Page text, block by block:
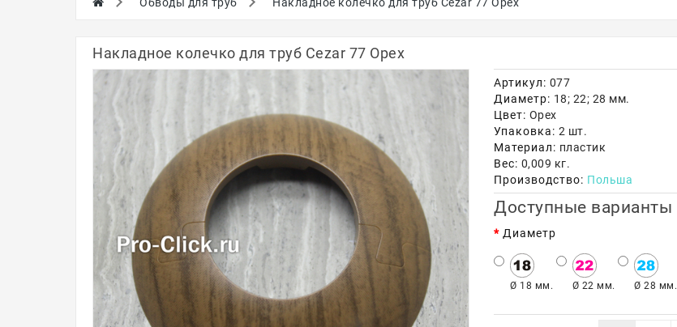
Накладное колечко для труб Cezar 77 Орех
Артикул: 077
Диаметр: 18; 22; 28 мм.
Цвет: Орех
Упаковка: 2 шт.
Материал: пластик
Вес: 0,009 кг.
Производство: Польша
Доступные варианты
Диаметр
Ø 18 мм. Ø 22 мм. Ø 28 мм.